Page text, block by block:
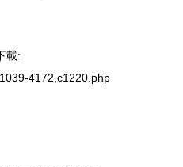
載:
4172,c1220.php